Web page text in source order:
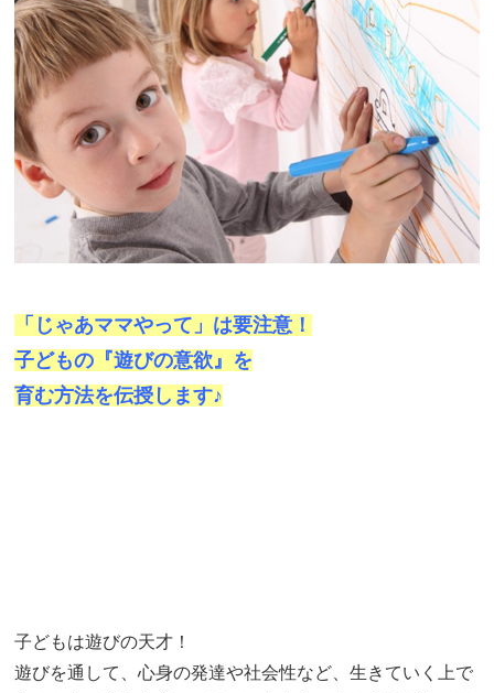
「じゃあママやって」は要注意！
子どもの『遊びの意欲』を
育む方法を伝授します♪
子どもは遊びの天才！
遊びを通して、心身の発達や社会性など、生きていく上で